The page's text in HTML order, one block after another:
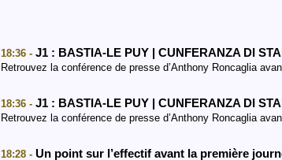
18:36 - J1 : BASTIA-LE PUY | CUNFERANZA DI
Retrouvez la conférence de presse d’Anthony Roncaglia
18:36 - J1 : BASTIA-LE PUY | CUNFERANZA DI
Retrouvez la conférence de presse d’Anthony Roncaglia
18:28 - Un point sur l’effectif avant la première